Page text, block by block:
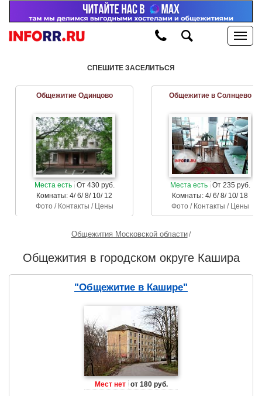
СПЕШИТЕ ЗАСЕЛИТЬСЯ
Общежитие Одинцово
Места есть От 430 руб.
Комнаты: 4/ 6/ 8/ 10/ 12
Фото / Контакты / Цены
Общежитие в Солнцево
Места есть От 235 руб.
Комнаты: 4/ 6/ 8/ 10/ 18
Фото / Контакты / Цены
Общежития Московской области
Общежития в городском округе Кашира
"Общежитие в Кашире"
Мест нет от 180 руб.